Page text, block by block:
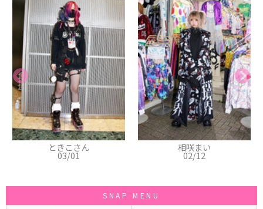
相咲まい おきんとん
SNAP MENU